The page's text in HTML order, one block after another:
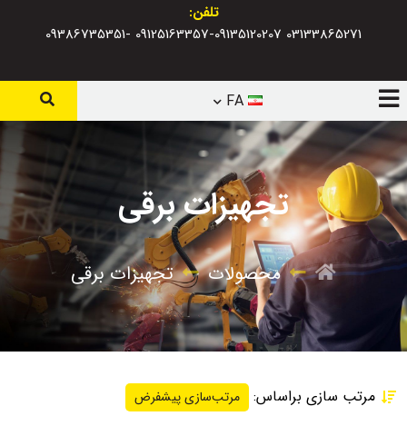
تلفن:
03133865271 09125163357-09135120207 -09386735351
FA
تجهیزات برقی
محصولات تجهیزات برقی
مرتب سازی براساس:
مرتب‌سازی پیشفرض